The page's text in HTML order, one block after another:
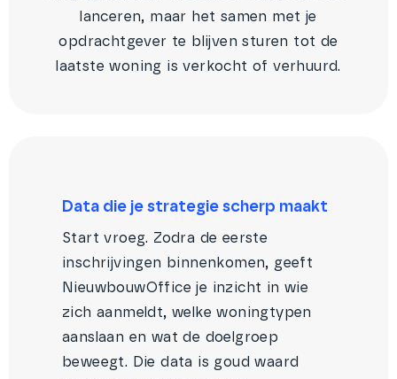
lanceren, maar het samen met je
opdrachtgever te blijven sturen tot de
laatste woning is verkocht of verhuurd.
Data die je strategie scherp maakt
Start vroeg. Zodra de eerste
inschrijvingen binnenkomen, geeft
NieuwbouwOffice je inzicht in wie
zich aanmeldt, welke woningtypen
aanslaan en wat de doelgroep
beweegt. Die data is goud waard